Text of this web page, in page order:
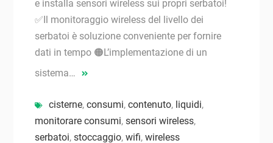
e installa sensori wireless sui propri serbatoi!
✅Il monitoraggio wireless del livello dei
serbatoi è soluzione conveniente per fornire
dati in tempo 🟠L’implementazione di un
sistema…
cisterne, consumi, contenuto, liquidi,
monitorare consumi, sensori wireless,
serbatoi, stoccaggio, wifi, wireless